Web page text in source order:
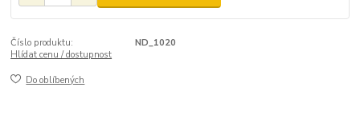
Číslo produktu:
ND_1020
Hlídat cenu / dostupnost
Do oblíbených